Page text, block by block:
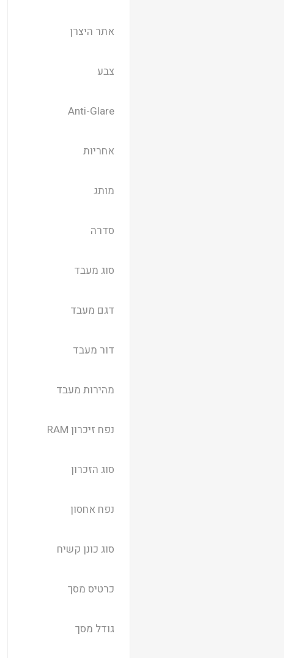
אתר היצרן
צבע
Anti-Glare
אחריות
מותג
סדרה
סוג מעבד
דגם מעבד
דור מעבד
מהירות מעבד
נפח זיכרון RAM
סוג הזכרון
נפח אחסון
סוג כונן קשיח
כרטיס מסך
גודל מסך